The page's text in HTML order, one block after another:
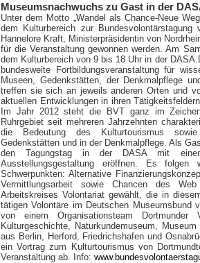
Museumsnachwuchs zu Gast in der
Unter dem Motto „Wandel als Chance-Neue
dem Kulturbereich zur
Hannelore Kraft, Ministerpräsidentin von
für die Veranstaltung gewonnen werden. Am
dem Kulturbereich von 9 bis 18 Uhr in der DASA.
bundesweite Fortbildungsveranstaltung für
Museen, Gedenkstätten, der Denkmalpflege
treffen sie sich an jeweils anderen Orten und
aktuellen Entwicklungen in ihren
Im Jahr 2012 steht die BVT ganz im
Ruhrgebiet seit mehreren Jahrzehnten
die Bedeutung des Kulturtourismus
Gedenkstätten und in der Denkmalpflege. Als
den Tagungstag in der DASA mit
Ausstellungsgestaltung eröffnen. Es
Schwerpunkten: Alternative
Vermittlungsarbeit sowie Chancen des
Arbeitskreises Volontariat gewählt, die in
tätigen Volontäre im Deutschen Museumsbund
von einem Organisationsteam
Kulturgeschichte, Naturkundemuseum,
aus Berlin, Herford, Friedrichshafen und
ein Vortrag zum Kulturtourismus von
Veranstaltung ab. Info: